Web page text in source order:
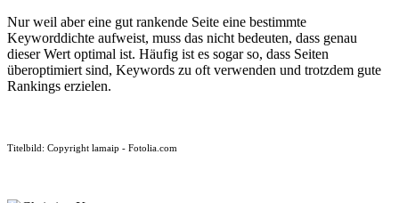
Nur weil aber eine gut rankende Seite eine bestimmte
Keyworddichte aufweist, muss das nicht bedeuten, dass genau
dieser Wert optimal ist. Häufig ist es sogar so, dass Seiten
überoptimiert sind, Keywords zu oft verwenden und trotzdem gute
Rankings erzielen.
Titelbild: Copyright lamaip - Fotolia.com